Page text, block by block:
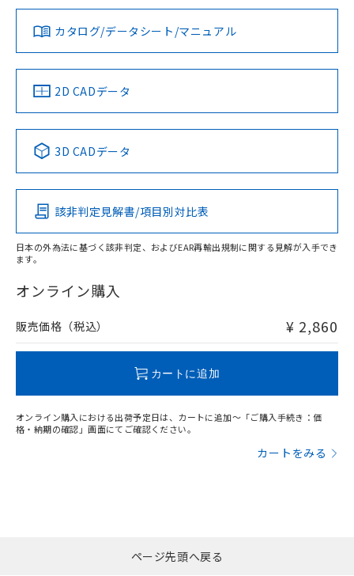
ダウンロードデータをご利用いただく前に、以下を必ずお読
みください。
ソフトウェアの使用条件
対応済み
中国 RoHS 注意事項・凡例
Pb Hg Cd Cr(VI)
O
在庫等で未対応品が混在する可能性があります。
問い合わせください。
カタログ/データシート/マニュアル
2D CADデータ
3D CADデータ
該非判定見解書/項目別対比表
日本の外為法に基づく該非判定、およびEAR再輸出規制に関する見解が入手でき
ます。
オンライン購入
販売価格（税込） ¥ 2,860
カートに追加
オンライン購入における出荷予定日は、カートに追加～「ご購入手続き：価
格・納期の確認」画面にてご確認ください。
カートをみる
ページ先頭へ戻る